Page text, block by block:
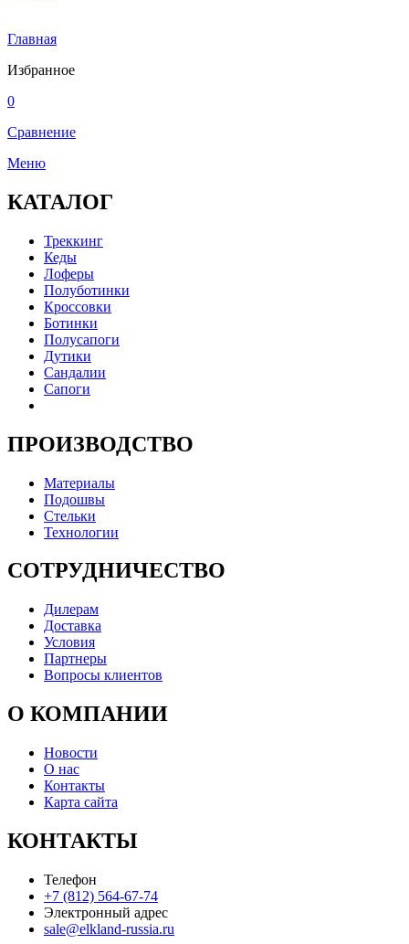
Главная
Избранное
0
Сравнение
Меню
КАТАЛОГ
Треккинг
Кеды
Лоферы
Полуботинки
Кроссовки
Ботинки
Полусапоги
Дутики
Сандалии
Сапоги
ПРОИЗВОДСТВО
Материалы
Подошвы
Стельки
Технологии
СОТРУДНИЧЕСТВО
Дилерам
Доставка
Условия
Партнеры
Вопросы клиентов
О КОМПАНИИ
Новости
О нас
Контакты
Карта сайта
КОНТАКТЫ
Телефон
+7 (812) 564-67-74
Электронный адрес
sale@elkland-russia.ru